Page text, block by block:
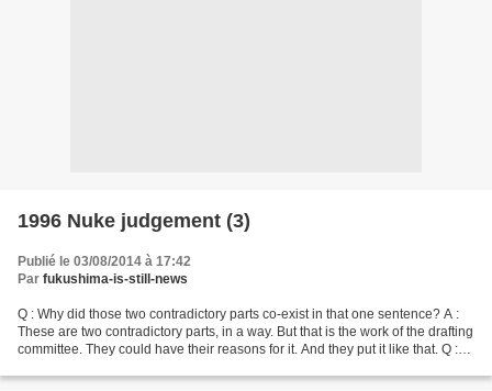
1996 Nuke judgement (3)
Publié le 03/08/2014 à 17:42
Par fukushima-is-still-news
Q : Why did those two contradictory parts co-exist in that one sentence? A :
These are two contradictory parts, in a way. But that is the work of the drafting
committee. They could have their reasons for it. And they put it like that. Q :